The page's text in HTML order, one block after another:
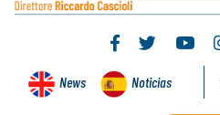
News Noticias